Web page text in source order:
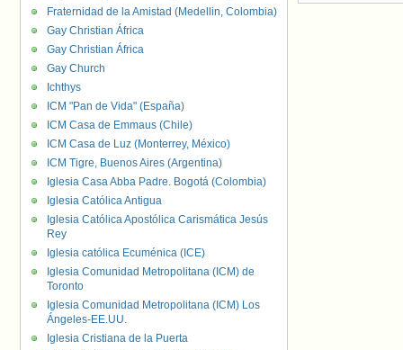
Fraternidad de la Amistad (Medellin, Colombia)
Gay Christian África
Gay Christian África
Gay Church
Ichthys
ICM "Pan de Vida" (España)
ICM Casa de Emmaus (Chile)
ICM Casa de Luz (Monterrey, México)
ICM Tigre, Buenos Aires (Argentina)
Iglesia Casa Abba Padre. Bogotá (Colombia)
Iglesia Católica Antigua
Iglesia Católica Apostólica Carismática Jesús
Rey
Iglesia católica Ecuménica (ICE)
Iglesia Comunidad Metropolitana (ICM) de
Toronto
Iglesia Comunidad Metropolitana (ICM) Los
Ángeles-EE.UU.
Iglesia Cristiana de la Puerta